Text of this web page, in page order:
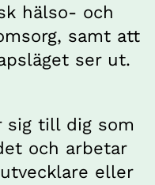
hälso- och
samt att
ser ut.
sig till dig som
och arbetar
eller